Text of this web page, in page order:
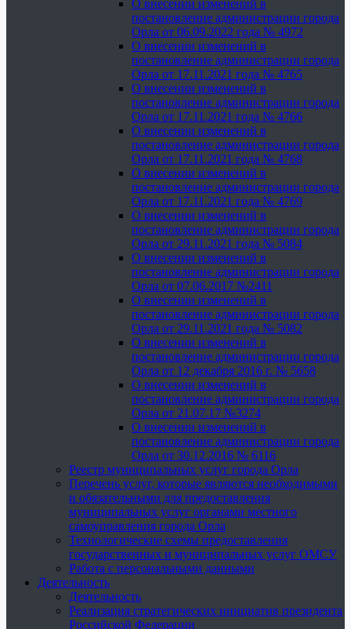
О внесении изменений в
постановление администрации города
Орла от 06.09.2022 года № 4972
О внесении изменений в
постановление администрации города
Орла от 17.11.2021 года № 4765
О внесении изменений в
постановление администрации города
Орла от 17.11.2021 года № 4766
О внесении изменений в
постановление администрации города
Орла от 17.11.2021 года № 4768
О внесении изменений в
постановление администрации города
Орла от 17.11.2021 года № 4769
О внесении изменений в
постановление администрации города
Орла от 29.11.2021 года № 5084
О внесении изменений в
постановление администрации города
Орла от 07.06.2017 №2411
О внесении изменений в
постановление администрации города
Орла от 29.11.2021 года № 5082
О внесении изменений в
постановление администрации города
Орла от 12 декабря 2016 г. № 5658
О внесении изменений в
постановление администрации города
Орла от 21.07.17 №3274
О внесении изменений в
постановление администрации города
Орла от 30.12.2016 № 6116
Реестр муниципальных услуг города Орла
Перечень услуг, которые являются необходимыми
и обязательными для предоставления
муниципальных услуг органами местного
самоуправления города Орла
Технологические схемы предоставления
государственных и муниципальных услуг ОМСУ
Работа с персональными данными
Деятельность
Деятельность
Реализация стратегических инициатив президента
Российской Федерации